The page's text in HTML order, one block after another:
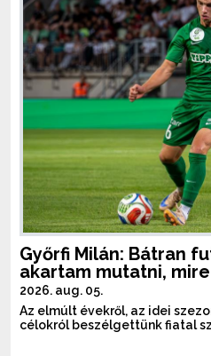
Győrfi Milán: Bátran
akartam mutatni,
2026. aug. 05.
Az elmúlt évekről, az idei
célokról beszélgettünk fiatal